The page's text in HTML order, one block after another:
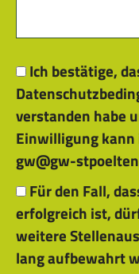
Ich bestätige,
verstanden habe
Einwilligung kann
gw@gw-
Für den Fall,
erfolgreich ist,
weitere
lang aufbewahrt